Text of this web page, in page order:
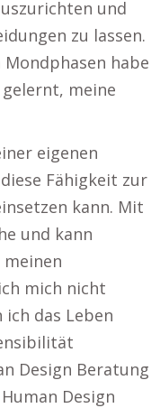
und
zu lassen.
habe
meine
eigenen
Fähigkeit zur
kann. Mit
und kann
mich nicht
das Leben
Design Beratung
Design